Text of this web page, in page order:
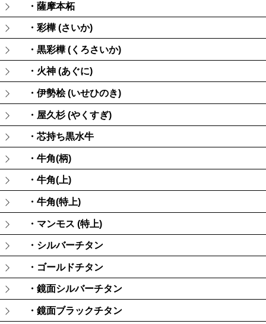
・薩摩本柘
・彩樺 (さいか)
・黒彩樺 (くろさいか)
・火神 (あぐに)
・伊勢桧 (いせひのき)
・屋久杉 (やくすぎ)
・芯持ち黒水牛
・牛角(柄)
・牛角(上)
・牛角(特上)
・マンモス (特上)
・シルバーチタン
・ゴールドチタン
・鏡面シルバーチタン
・鏡面ブラックチタン